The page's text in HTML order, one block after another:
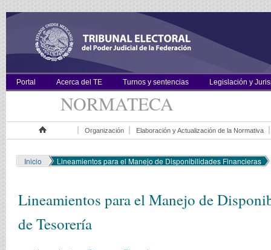
Portal Acerca del TE Turnos y sentencias Legislación y
NORMATECA
Organización Elaboración y Actualización de la Normativa
Inicio Lineamientos para el Manejo de Disponibilidades Financieras
Lineamientos para el Manejo de
de Tesorería